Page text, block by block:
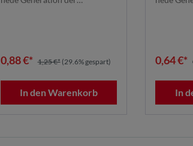
0,88 €* 1,25 €* (29.6% gespart)
In den Warenkorb
0,64 €*
In